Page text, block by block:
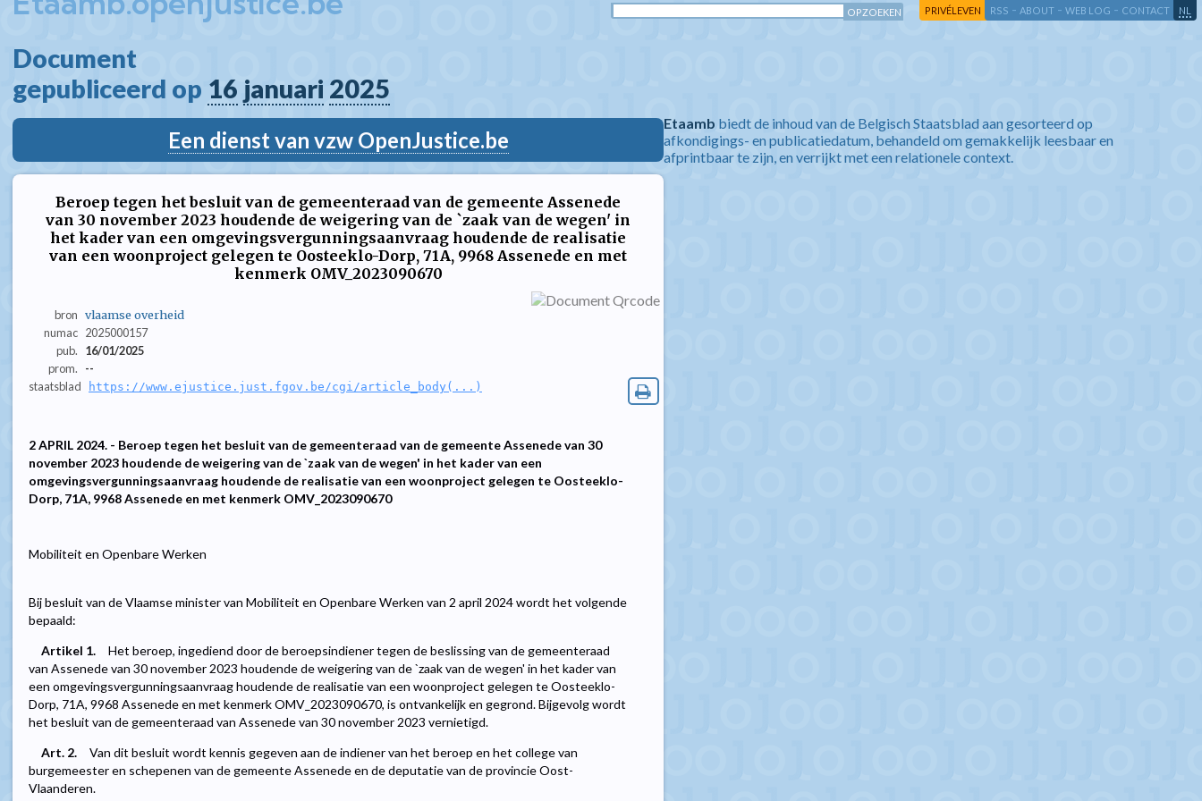
PRIVÉLEVEN RSS - ABOUT - WEB LOG - CONTACT NL
Document
gepubliceerd op 16 januari 2025
Een dienst van vzw OpenJustice.be
Beroep tegen het besluit van de gemeenteraad van de gemeente Assenede
van 30 november 2023 houdende de weigering van de `zaak van de wegen' in
het kader van een omgevingsvergunningsaanvraag houdende de realisatie
van een woonproject gelegen te Oosteeklo-Dorp, 71A, 9968 Assenede en met
kenmerk OMV_2023090670
bron vlaamse overheid
numac 2025000157
pub.
16/01/2025
prom.
--
staatsblad
https://www.ejustice.just.fgov.be/cgi/article_body(...)
2 APRIL 2024. - Beroep tegen het besluit van de gemeenteraad van de gemeente Assenede van 30
november 2023 houdende de weigering van de `zaak van de wegen' in het kader van een
omgevingsvergunningsaanvraag houdende de realisatie van een woonproject gelegen te Oosteeklo-
Dorp, 71A, 9968 Assenede en met kenmerk OMV_2023090670
Mobiliteit en Openbare Werken
Bij besluit van de Vlaamse minister van Mobiliteit en Openbare Werken van 2 april 2024 wordt het volgende
bepaald:
Artikel 1.
Het beroep, ingediend door de beroepsindiener tegen de beslissing van de gemeenteraad
van Assenede van 30 november 2023 houdende de weigering van de `zaak van de wegen' in het kader van
een omgevingsvergunningsaanvraag houdende de realisatie van een woonproject gelegen te Oosteeklo-
Dorp, 71A, 9968 Assenede en met kenmerk OMV_2023090670, is ontvankelijk en gegrond. Bijgevolg wordt
het besluit van de gemeenteraad van Assenede van 30 november 2023 vernietigd.
Art. 2.
Van dit besluit wordt kennis gegeven aan de indiener van het beroep en het college van
burgemeester en schepenen van de gemeente Assenede en de deputatie van de provincie Oost-
Vlaanderen.
Etaamb biedt de inhoud van de Belgisch Staatsblad aan gesorteerd op
afkondigings- en publicatiedatum, behandeld om gemakkelijk leesbaar en
afprintbaar te zijn, en verrijkt met een relationele context.